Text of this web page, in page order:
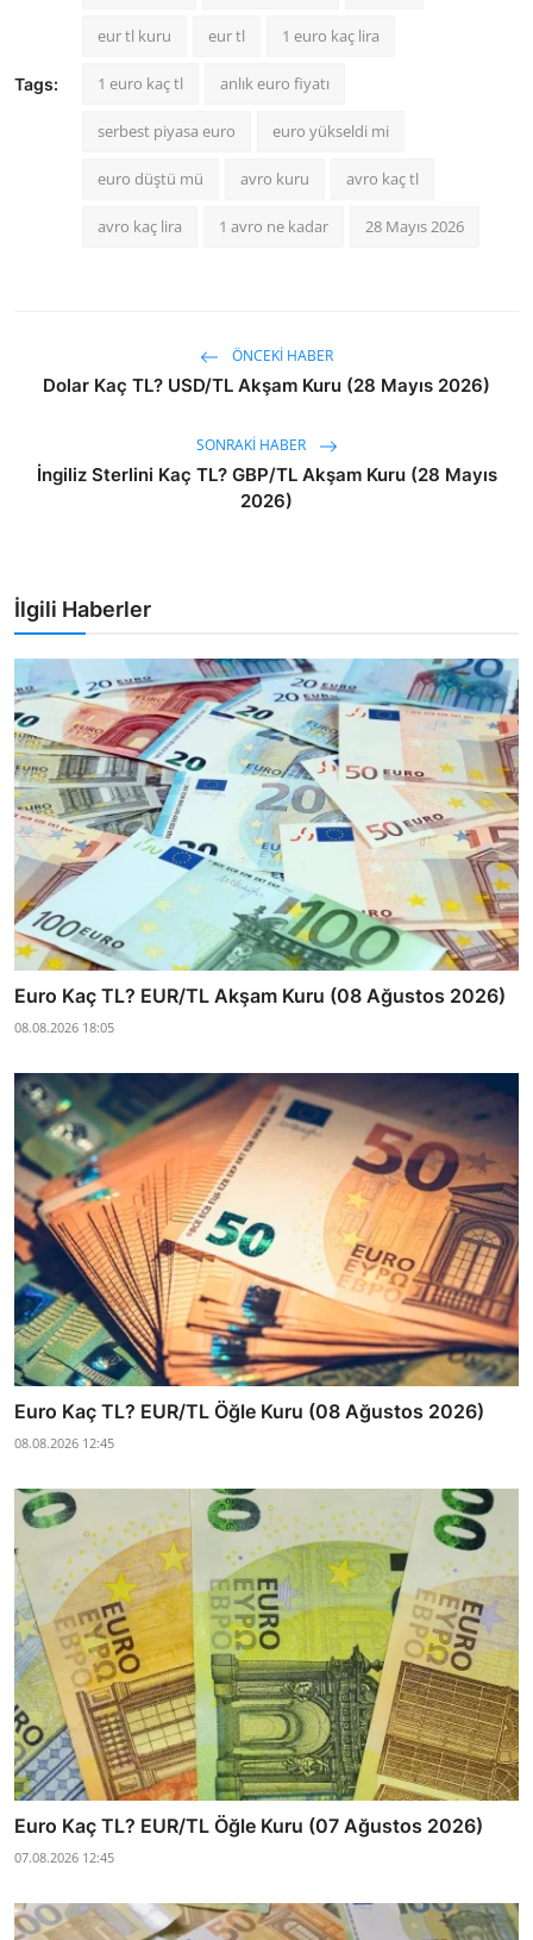
Tags:
eur tl kuru eur tl 1 euro kaç lira
1 euro kaç tl anlık euro fiyatı
serbest piyasa euro euro yükseldi mi
euro düştü mü avro kuru avro kaç tl
avro kaç lira 1 avro ne kadar 28 Mayıs 2026
ÖNCEKI HABER
Dolar Kaç TL? USD/TL Akşam Kuru (28 Mayıs 2026)
SONRAKI HABER
İngiliz Sterlini Kaç TL? GBP/TL Akşam Kuru (28 Mayıs
2026)
İlgili Haberler
Euro Kaç TL? EUR/TL Akşam Kuru (08 Ağustos 2026)
08.08.2026 18:05
Euro Kaç TL? EUR/TL Öğle Kuru (08 Ağustos 2026)
08.08.2026 12:45
Euro Kaç TL? EUR/TL Öğle Kuru (07 Ağustos 2026)
07.08.2026 12:45